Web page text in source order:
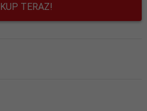
KUP TERAZ!